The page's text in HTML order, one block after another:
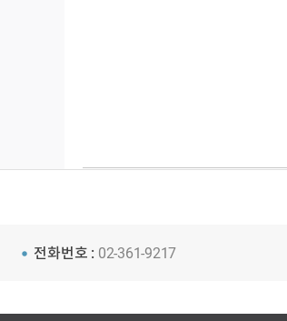
전화번호 : 02-361-9217